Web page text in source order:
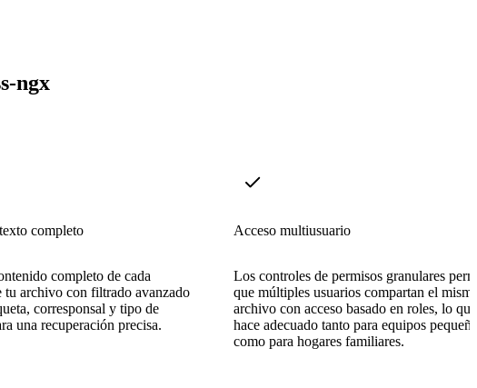
ngx
completo
completo de cada
tu archivo con filtrado avanzado
corresponsal y tipo de
una recuperación precisa.
Acceso multiusuario
Los controles de permisos granulares
que múltiples usuarios compartan el
archivo con acceso basado en roles, lo
hace adecuado tanto para equipos
como para hogares familiares.